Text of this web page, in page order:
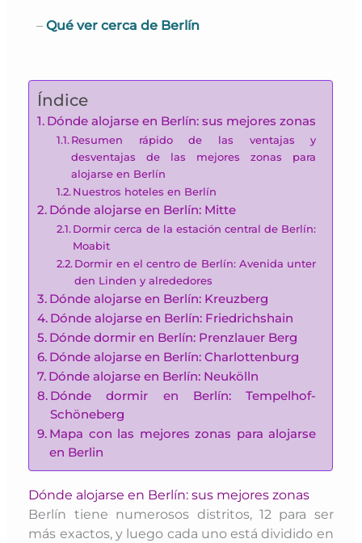
–Qué ver cerca de Berlín
Índice
Dónde alojarse en Berlín: sus mejores zonas
Resumen rápido de las ventajas y
desventajas de las mejores zonas para
alojarse en Berlín
Nuestros hoteles en Berlín
Dónde alojarse en Berlín: Mitte
Dormir cerca de la estación central de Berlín:
Moabit
Dormir en el centro de Berlín: Avenida unter
den Linden y alrededores
Dónde alojarse en Berlín: Kreuzberg
Dónde alojarse en Berlín: Friedrichshain
Dónde dormir en Berlín: Prenzlauer Berg
Dónde alojarse en Berlín: Charlottenburg
Dónde alojarse en Berlín: Neukölln
Dónde dormir en Berlín: Tempelhof-
Schöneberg
Mapa con las mejores zonas para alojarse
en Berlin
Dónde alojarse en Berlín: sus mejores zonas
Berlín tiene numerosos distritos, 12 para ser
más exactos, y luego cada uno está dividido en